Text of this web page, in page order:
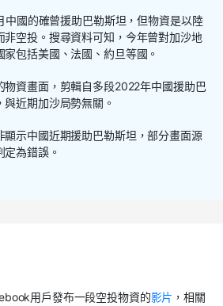
中國的確曾援助巴勒斯坦，但物資是以陸
非空投。搜尋資料可知，今年曾對加沙地
包括美國、法國、約旦等國。
物資畫面，剪輯自多段2022年中國援助巴
近期加沙局勢無關。
顯示中國近期援助巴勒斯坦，部分畫面源
為錯誤。
用戶發布一段空投物資的影片 ，相關